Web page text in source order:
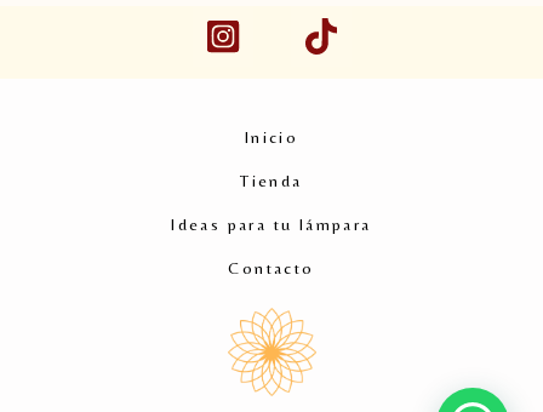
Inicio
Tienda
Ideas para tu lámpara
Contacto